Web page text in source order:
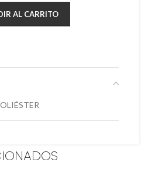
AL CARRITO